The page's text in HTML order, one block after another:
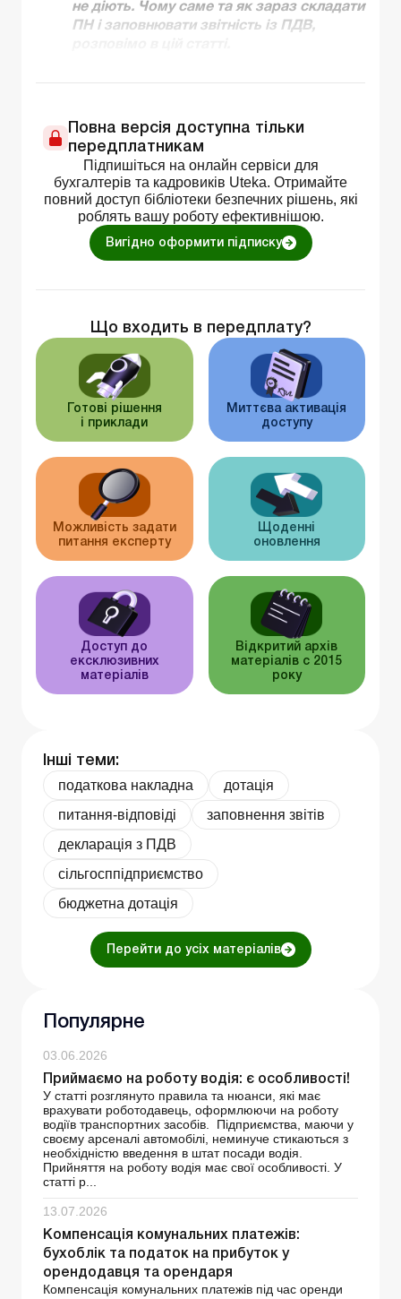
не діють. Чому саме та як зараз складати
ПН і заповнювати звітність із ПДВ,
Повна версія доступна тільки
передплатникам
Підпишіться на онлайн сервіси для
бухгалтерів та кадровиків Uteka. Отримайте
повний доступ бібліотеки безпечних рішень, які
роблять вашу роботу ефективнішою.
Вигідно оформити підписку
Що входить в передплату?
Готові рішення
і приклади
Миттєва активація
доступу
Можливість задати
питання експерту
Щоденні
оновлення
Доступ до
ексклюзивних
матеріалів
Відкритий архів
матеріалів c 2015
року
Інші теми:
податкова накладна
дотація
питання-відповіді
заповнення звітів
декларація з ПДВ
сільгосппідприємство
бюджетна дотація
Перейти до усіх матеріалів
Популярне
03.06.2026
Приймаємо на роботу водія: є особливості!
У статті розглянуто правила та нюанси, які має
врахувати роботодавець, оформлюючи на роботу
водіїв транспортних засобів. Підприємства, маючи у
своєму арсеналі автомобілі, неминуче стикаються з
необхідністю введення в штат посади водія.
Прийняття на роботу водія має свої особливості. У
статті р...
13.07.2026
Компенсація комунальних платежів:
бухоблік та податок на прибуток у
орендодавця та орендаря
Компенсація комунальних платежів під час оренди